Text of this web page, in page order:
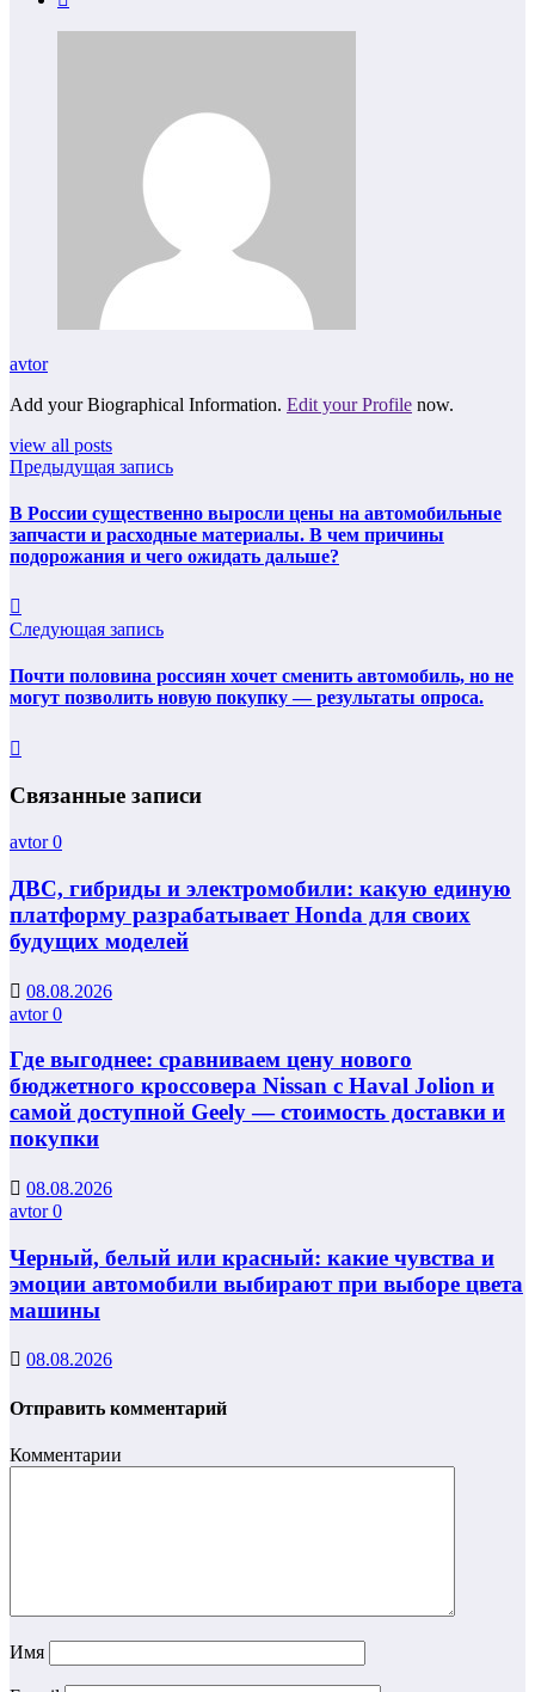
avtor
Add your Biographical Information. Edit your Profile now.
view all posts
Предыдущая запись
В России существенно выросли цены на автомобильные
запчасти и расходные материалы. В чем причины
подорожания и чего ожидать дальше?
Следующая запись
Почти половина россиян хочет сменить автомобиль, но не
могут позволить новую покупку — результаты опроса.
Связанные записи
avtor0
ДВС, гибриды и электромобили: какую единую
платформу разрабатывает Honda для своих
будущих моделей
08.08.2026
avtor0
Где выгоднее: сравниваем цену нового
бюджетного кроссовера Nissan с Haval Jolion и
самой доступной Geely — стоимость доставки и
покупки
08.08.2026
avtor0
Черный, белый или красный: какие чувства и
эмоции автомобили выбирают при выборе цвета
машины
08.08.2026
Отправить комментарий
Комментарии
Имя